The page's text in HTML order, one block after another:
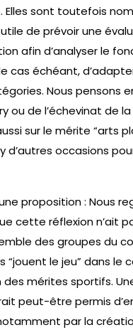
Elles sont toutefois
de prévoir une
afin d’analyser le
cas échéant,
Nous pensons
ou de l’échevinat de
sur le mérite “arts
d’autres occasions
proposition : Nous
cette réflexion n’ait
des groupes du
“jouent le jeu” dans le
des mérites sportifs.
peut-être permis
par la